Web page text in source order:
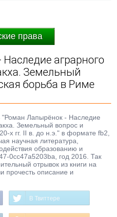
права
аграрного
Земельный
борьба в Риме
"Роман Лапырёнок - Наследие
Земельный вопрос и
х гг. II в. до н.э." в формате fb2,
научная литература,
образованию и
0cc47a5203ba, год 2016. Так
отрывок из книги на
прочесть описание и
В Твиттере